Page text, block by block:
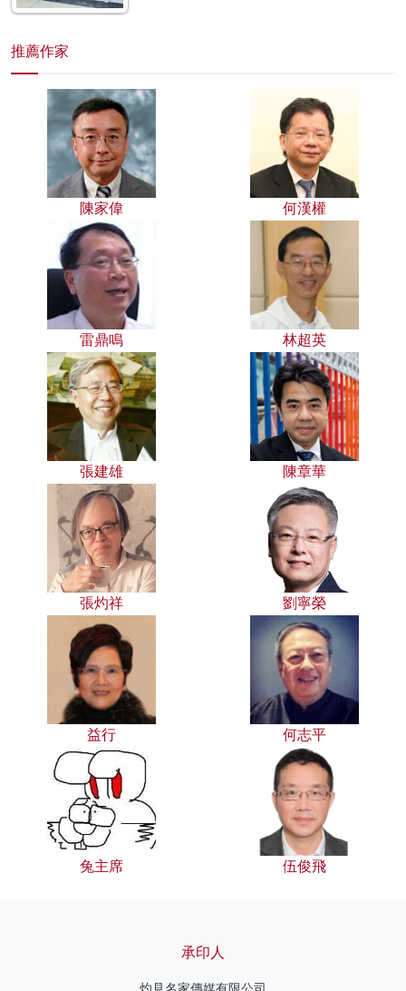
推薦作家
陳家偉 何漢權
雷鼎鳴 林超英
張建雄 陳章華
張灼祥 劉寧榮
益行 何志平
兔主席 伍俊飛
承印人